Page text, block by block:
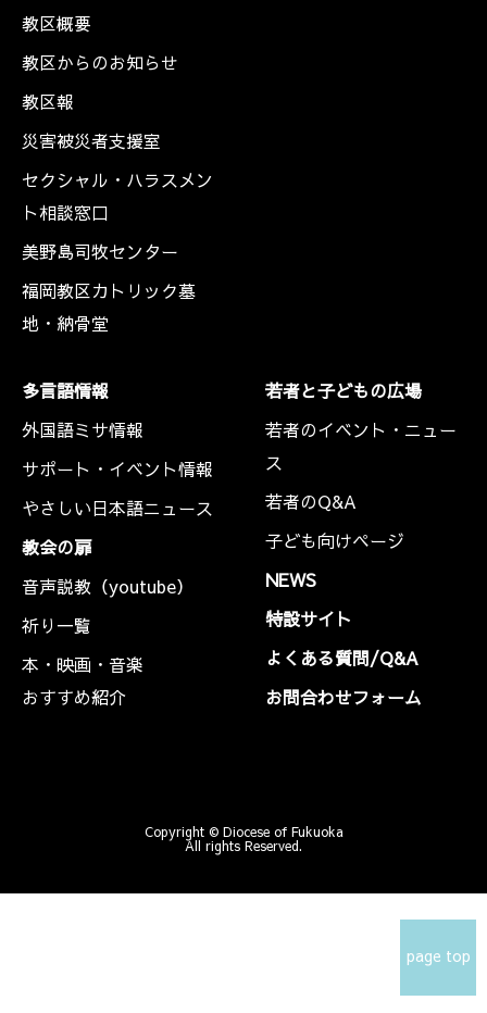
教区概要
教区からのお知らせ
教区報
災害被災者支援室
セクシャル・ハラスメン
ト相談窓口
美野島司牧センター
福岡教区カトリック墓
地・納骨堂
多言語情報
外国語ミサ情報
サポート・イベント情報
やさしい日本語ニュース
教会の扉
音声説教（youtube）
祈り一覧
本・映画・音楽
おすすめ紹介
若者と子どもの広場
若者のイベント・ニュー
ス
若者のQ&A
子ども向けページ
NEWS
特設サイト
よくある質問/Q&A
お問合わせフォーム
page top
Copyright © Diocese of Fukuoka
All rights Reserved.